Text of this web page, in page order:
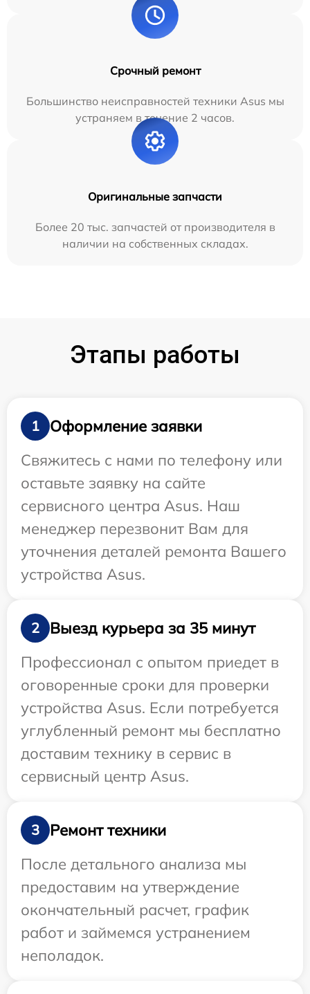
Срочный ремонт
Большинство неисправностей техники Asus мы
устраняем в течение 2 часов.
Оригинальные запчасти
Более 20 тыс. запчастей от производителя в
наличии на собственных складах.
Этапы работы
1
Оформление заявки
Свяжитесь с нами по телефону или
оставьте заявку на сайте
сервисного центра Asus. Наш
менеджер перезвонит Вам для
уточнения деталей ремонта Вашего
устройства Asus.
2
Выезд курьера за 35 минут
Профессионал с опытом приедет в
оговоренные сроки для проверки
устройства Asus. Если потребуется
углубленный ремонт мы бесплатно
доставим технику в сервис в
сервисный центр Asus.
3
Ремонт техники
После детального анализа мы
предоставим на утверждение
окончательный расчет, график
работ и займемся устранением
неполадок.